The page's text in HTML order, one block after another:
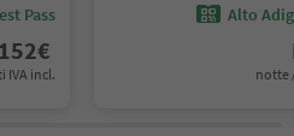
Pass
152€
IVA incl.
Alto
notte